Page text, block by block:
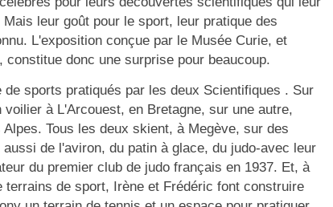
leur goût pour le sport, leur pratique des
L'exposition conçue par le Musée Curie, et
donc une surprise pour beaucoup.
de sports pratiqués par les deux Scientifiques . Sur
à L'Arcouest, en Bretagne, sur une autre,
Tous les deux skient, à Megève, sur des
de l'aviron, du patin à glace, du judo-avec leur
du premier club de judo français en 1937. Et, à
terrains de sport, Irène et Frédéric font construire